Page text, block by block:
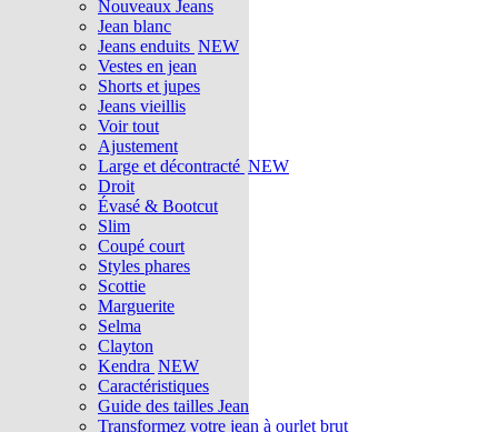
Nouveaux Jeans
Jean blanc
Jeans enduits NEW
Vestes en jean
Shorts et jupes
Jeans vieillis
Voir tout
Ajustement
Large et décontracté NEW
Droit
Évasé & Bootcut
Slim
Coupé court
Styles phares
Scottie
Marguerite
Selma
Clayton
Kendra NEW
Caractéristiques
Guide des tailles Jean
Transformez votre jean à ourlet brut